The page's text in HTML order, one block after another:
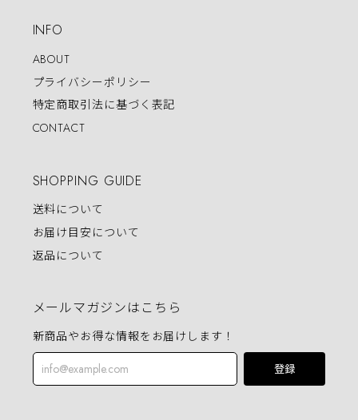
INFO
ABOUT
プライバシーポリシー
特定商取引法に基づく表記
CONTACT
SHOPPING GUIDE
送料について
お届け目安について
返品について
メールマガジンはこちら
新商品やお得な情報をお届けします！
登録